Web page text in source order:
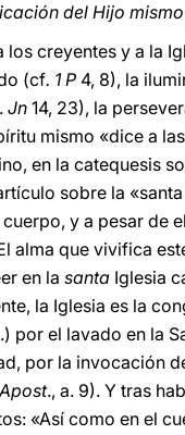
del Hijo mismo
creyentes y a la
(cf. 1 P 4, 8), la
Jn 14, 23), la
mismo «dice a
en la catequesis
sobre la
y a pesar
alma que vivifica
en la santa Iglesia
la Iglesia es la
por el lavado en la
por la invocación
., a. 9). Y tras
«Así como en el